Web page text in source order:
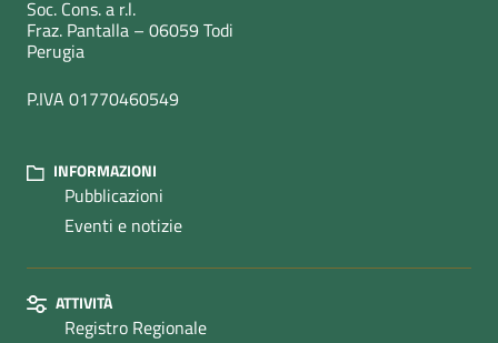
Soc. Cons. a r.l.
Fraz. Pantalla – 06059 Todi
Perugia
P.IVA 01770460549
INFORMAZIONI
Pubblicazioni
Eventi e notizie
ATTIVITÀ
Registro Regionale